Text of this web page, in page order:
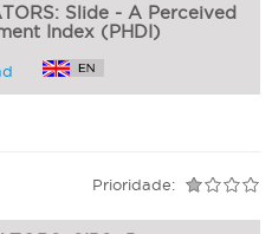
Slide - A Perceived
Index (PHDI)
Prioridade: